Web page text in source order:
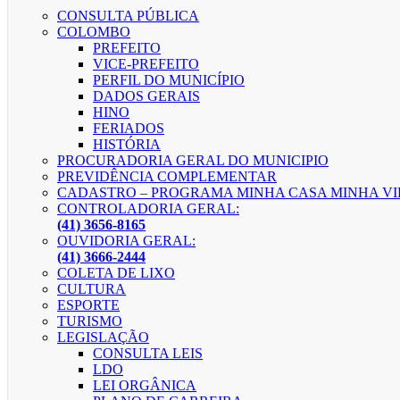
CONSULTA PÚBLICA
COLOMBO
PREFEITO
VICE-PREFEITO
PERFIL DO MUNICÍPIO
DADOS GERAIS
HINO
FERIADOS
HISTÓRIA
PROCURADORIA GERAL DO MUNICIPIO
PREVIDÊNCIA COMPLEMENTAR
CADASTRO – PROGRAMA MINHA CASA MINHA
CONTROLADORIA GERAL:
(41) 3656-8165
OUVIDORIA GERAL:
(41) 3666-2444
COLETA DE LIXO
CULTURA
ESPORTE
TURISMO
LEGISLAÇÃO
CONSULTA LEIS
LDO
LEI ORGÂNICA